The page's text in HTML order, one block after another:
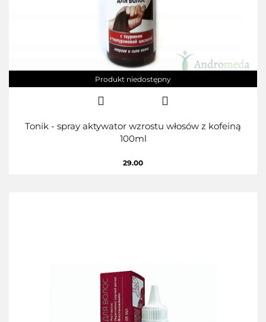
Produkt niedostępny
Tonik - spray aktywator wzrostu włosów z kofeiną
100ml
29.00